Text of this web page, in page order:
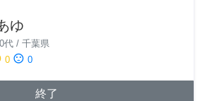
ゆ
代 / 千葉県
0 sentiment_dissatisfied 0
終了